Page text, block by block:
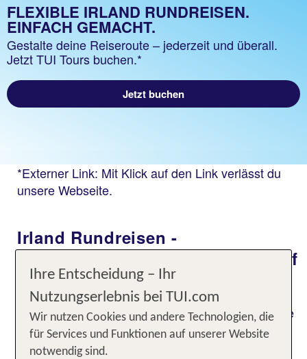
FLEXIBLE IRLAND RUNDREISEN.
EINFACH GEMACHT.
Gestalte deine Reiseroute – jederzeit und überall.
Jetzt TUI Tours buchen.*
Jetzt buchen
*Externer Link: Mit Klick auf den Link verlässt du
unsere Webseite.
Irland Rundreisen -
Erlebnisreisen und Highlights auf
der grünen Insel
Du liebst beeindruckende Landschaftskulissen, die
raue Natur, Schlösser, verwunschene Seen und
legst keinen Wert auf Sonnenschein von morgens
Ihre Entscheidung – Ihr
Nutzungserlebnis bei TUI.com
Wir nutzen Cookies und andere Technologien, die
für Services und Funktionen auf unserer Website
notwendig sind.